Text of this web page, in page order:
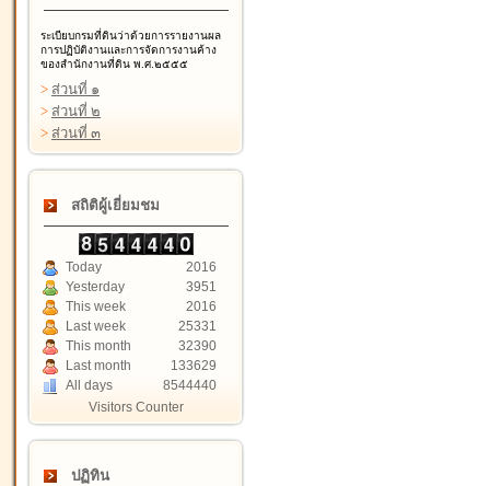
ระเบียบกรมที่ดินว่าด้วยการรายงานผล
การปฏิบัติงานและการจัดการงานค้าง
ของสำนักงานที่ดิน พ.ศ.๒๕๕๕
> ส่วนที่ ๑
> ส่วนที่ ๒
> ส่วนที่ ๓
สถิติผู้เยี่ยมชม
Today
2016
Yesterday
3951
This week
2016
Last week
25331
This month
32390
Last month
133629
All days
8544440
Visitors Counter
ปฏิทิน